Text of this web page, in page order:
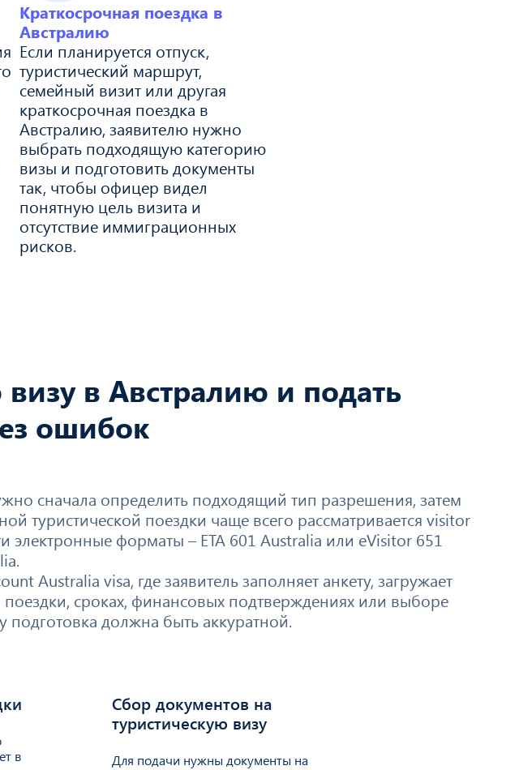
Краткосрочная поездка в
Австралию
Если планируется отпуск,
туристический маршрут,
семейный визит или другая
краткосрочная поездка в
Австралию, заявителю нужно
выбрать подходящую категорию
визы и подготовить документы
так, чтобы офицер видел
понятную цель визита и
отсутствие иммиграционных
рисков.
в Австралию и подать
ошибок
сначала определить подходящий тип разрешения, затем
туристической поездки чаще всего рассматривается visitor
электронные форматы – ETA 601 Australia или eVisitor 651
Australia visa, где заявитель заполняет анкету, загружает
сроках, финансовых подтверждениях или выборе
подготовка должна быть аккуратной.
в
Сбор документов на
туристическую визу
Для подачи нужны документы на